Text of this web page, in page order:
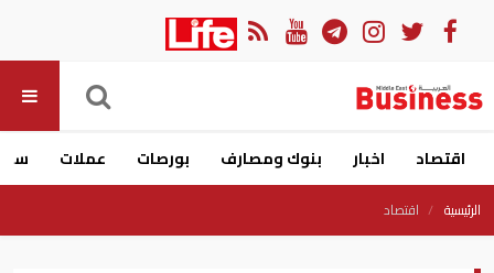
اقتصاد اخبار بنوك ومصارف بورصات عملات
الرئيسية اقتصاد